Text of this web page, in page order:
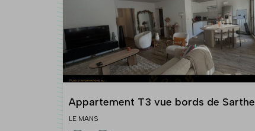
Appartement T3 vue bords de Sarthe
LE MANS